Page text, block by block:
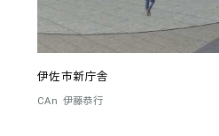
伊佐市新庁舎
CAn 伊藤恭行